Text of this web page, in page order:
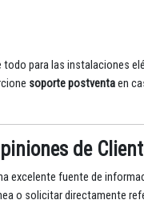
para las instalaciones
soporte postventaen
de
excelente fuente de
o solicitar directamente